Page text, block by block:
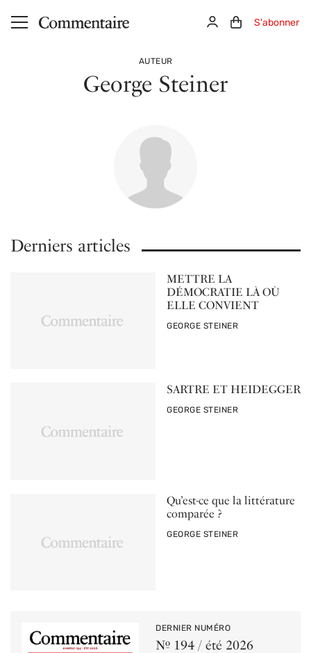
Aller au contenu principal ConnexionPanier (0)
S'abonner
AUTEUR
George Steiner
Derniers articles
METTRE LA
DÉMOCRATIE LÀ OÙ
ELLE CONVIENT
PAR
GEORGE STEINER
SARTRE ET HEIDEGGER
PAR
GEORGE STEINER
Qu’est-ce que la littérature
comparée ?
PAR
GEORGE STEINER
DERNIER NUMÉRO
Nº 194 / été 2026